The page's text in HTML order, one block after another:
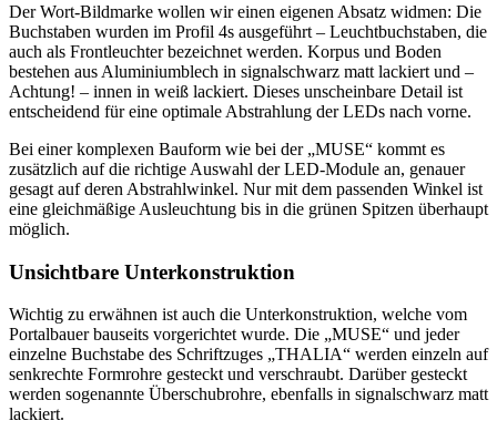
Der Wort-Bildmarke wollen wir einen eigenen Absatz widmen: Die
Buchstaben wurden im Profil 4s ausgeführt – Leuchtbuchstaben, die
auch als Frontleuchter bezeichnet werden. Korpus und Boden
bestehen aus Aluminiumblech in signalschwarz matt lackiert und –
Achtung! – innen in weiß lackiert. Dieses unscheinbare Detail ist
entscheidend für eine optimale Abstrahlung der LEDs nach vorne.
Bei einer komplexen Bauform wie bei der „MUSE“ kommt es
zusätzlich auf die richtige Auswahl der LED-Module an, genauer
gesagt auf deren Abstrahlwinkel. Nur mit dem passenden Winkel ist
eine gleichmäßige Ausleuchtung bis in die grünen Spitzen überhaupt
möglich.
Unsichtbare Unterkonstruktion
Wichtig zu erwähnen ist auch die Unterkonstruktion, welche vom
Portalbauer bauseits vorgerichtet wurde. Die „MUSE“ und jeder
einzelne Buchstabe des Schriftzuges „THALIA“ werden einzeln auf
senkrechte Formrohre gesteckt und verschraubt. Darüber gesteckt
werden sogenannte Überschubrohre, ebenfalls in signalschwarz matt
lackiert.